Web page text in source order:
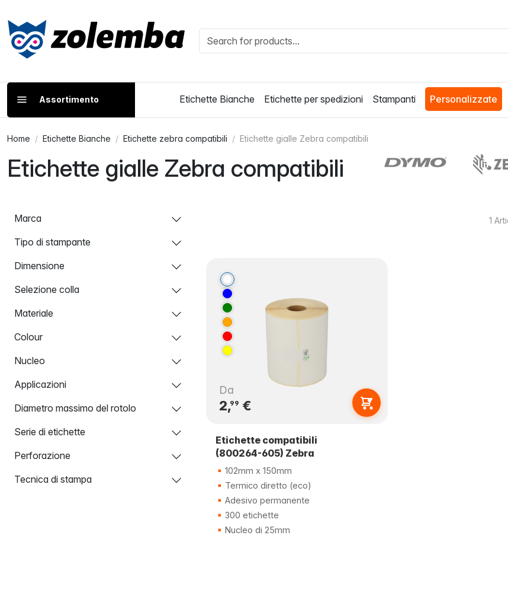
Assortimento Etichette Bianche Etichette per spedizioni Stampanti Personalizzate
Home Etichette Bianche Etichette zebra compatibili Etichette gialle Zebra compatibili
Etichette gialle Zebra compatibili
Marca
Tipo di stampante
Dimensione
Selezione colla
Materiale
Colour
Nucleo
Applicazioni
Diametro massimo del rotolo
Serie di etichette
Perforazione
Tecnica di stampa
1
Da
2,99 €
Etichette compatibili
(800264-605) Zebra
102mm x 150mm
Termico diretto (eco)
Adesivo permanente
300 etichette
Nucleo di 25mm